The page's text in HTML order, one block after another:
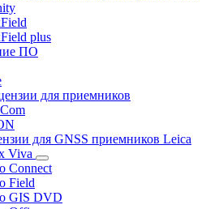
plus
ПО
для приемников
для GNSS приемников Leica
Viva
Connect
Field
GIS DVD